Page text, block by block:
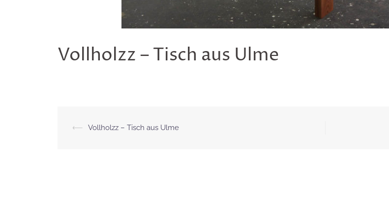
Vollholzz – Tisch aus Ulme
Beitragsnavigation
⟵ Vollholzz – Tisch aus Ulme